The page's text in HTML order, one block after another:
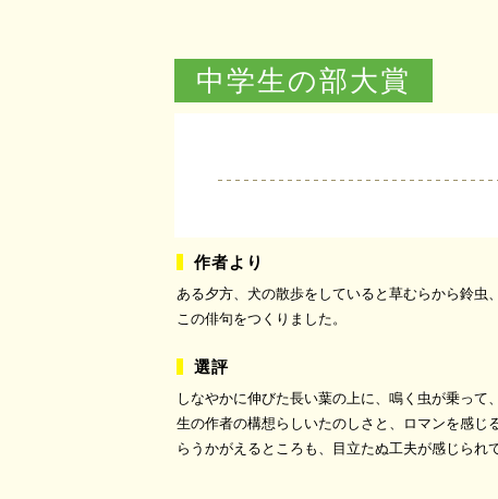
中学生の部大賞
ある夕方、犬の散歩をしていると草むらから鈴
この俳句をつくりました。
しなやかに伸びた長い葉の上に、鳴く虫が乗っ
生の作者の構想らしいたのしさと、ロマンを感
らうかがえるところも、目立たぬ工夫が感じられ